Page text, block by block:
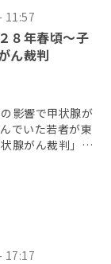
11:57
８年春頃〜子
ん裁判
影響で甲状腺が
でいた若者が東
腺がん裁判」の
かれた。裁 […]
17:17